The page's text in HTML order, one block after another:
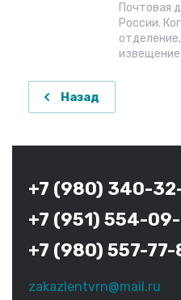
Почтовая
России.
Назад
+7 (980) 340-
+7 (951) 554-
+7 (980) 557-77-
zakazlentvrn@mail.ru